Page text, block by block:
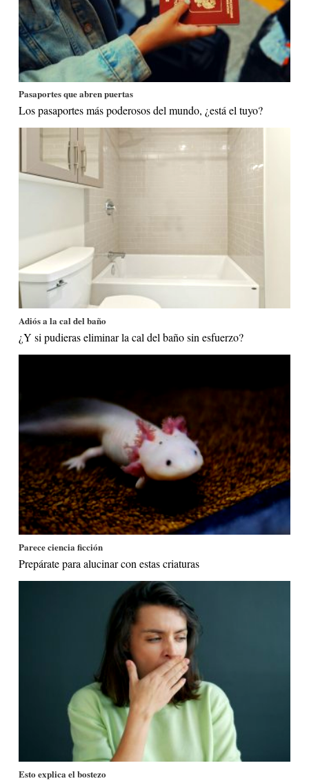
Pasaportes que abren puertas
Los pasaportes más poderosos del mundo, ¿está el tuyo?
Adiós a la cal del baño
¿Y si pudieras eliminar la cal del baño sin esfuerzo?
Parece ciencia ficción
Prepárate para alucinar con estas criaturas
Esto explica el bostezo